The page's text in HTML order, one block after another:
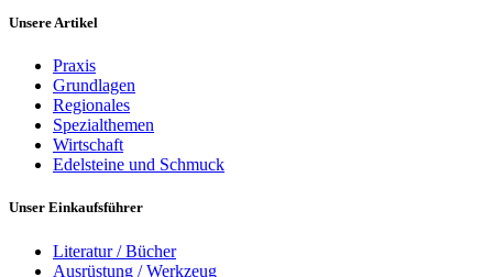
Unsere Artikel
Praxis
Grundlagen
Regionales
Spezialthemen
Wirtschaft
Edelsteine und Schmuck
Unser Einkaufsführer
Literatur / Bücher
Ausrüstung / Werkzeug